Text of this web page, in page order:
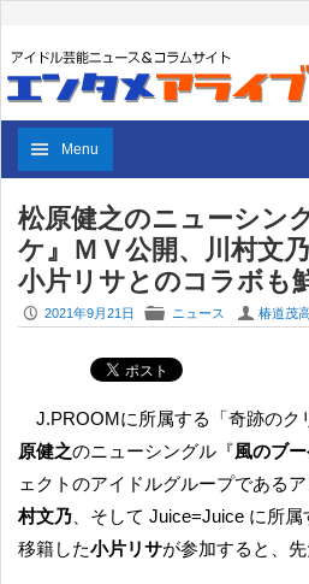
Menu
松原健之のニューシン
ケ』ＭＶ公開、川村文
小片リサとのコラボも
P 2021年9月21日 F ニュース U 椿道茂
J.PROOMに所属する「奇跡の
原健之のニューシングル『風のブ
ェクトのアイドルグループである
村文乃 、そして Juice=Juice に所属
移籍した小片リサが参加すると、